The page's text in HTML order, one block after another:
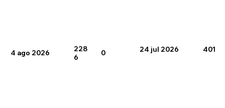
4 ago 2026
228
6
0 24 jul 2026 401